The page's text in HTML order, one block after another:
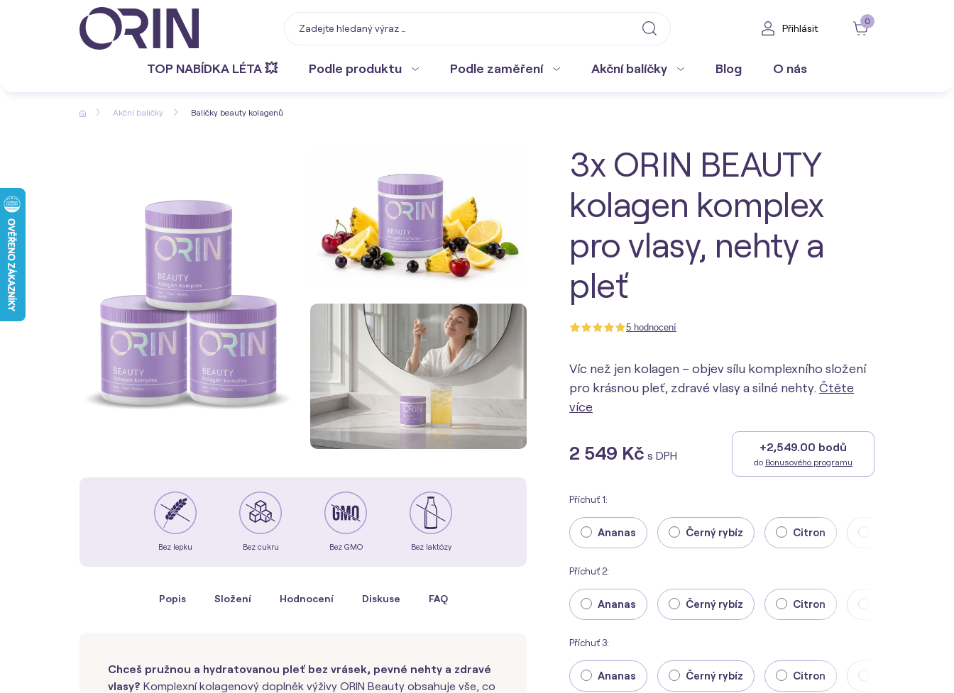
Přihlásit
0
TOP NABÍDKA LÉTA 💥 Podle produktu Podle zaměření Akční balíčky Blog O nás
Akční balíčky Balíčky beauty kolagenů
3x ORIN BEAUTY
kolagen komplex
pro vlasy, nehty a
pleť
5 hodnocení
Víc než jen kolagen – objev sílu komplexního složení
pro krásnou pleť, zdravé vlasy a silné nehty. Čtěte
více
2 549 Kč s DPH
+2,549.00 bodů
do Bonusového programu
Příchuť 1:
Ananas Černý rybíz Citron
Příchuť 2:
Ananas Černý rybíz Citron
Příchuť 3:
Ananas Černý rybíz Citron
Bez lepku Bez cukru Bez GMO Bez laktózy
Popis Složení Hodnocení Diskuse FAQ
Chceš pružnou a hydratovanou pleť bez vrásek, pevné nehty a zdravé
vlasy? Komplexní kolagenový doplněk výživy ORIN Beauty obsahuje vše, co